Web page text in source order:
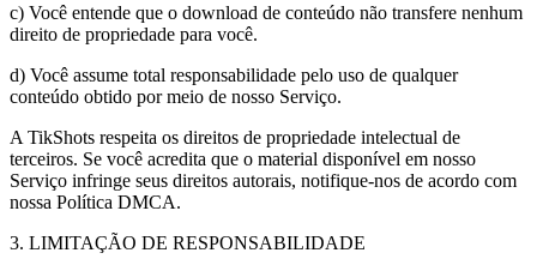
c) Você entende que o download de conteúdo não transfere nenhum
direito de propriedade para você.
d) Você assume total responsabilidade pelo uso de qualquer
conteúdo obtido por meio de nosso Serviço.
A TikShots respeita os direitos de propriedade intelectual de
terceiros. Se você acredita que o material disponível em nosso
Serviço infringe seus direitos autorais, notifique-nos de acordo com
nossa Política DMCA.
3. LIMITAÇÃO DE RESPONSABILIDADE